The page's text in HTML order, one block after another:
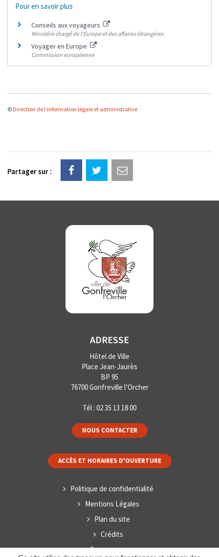
Pour en savoir plus
Conseils aux voyageurs
Ministère chargé de l'Europe et des affaires étrangères
Voyager en Europe
Commission européenne
© Direction de l'information légale et administrative
Partager sur :
ADRESSE
Hôtel de Ville
Place Jean-Jaurès
BP 95
76700 Gonfreville l’Orcher
Tél : 02 35 13 18 00
NOUS CONTACTER
ACCÈS ET HORAIRES D'OUVERTURE
Politique de confidentialité
Mentions Légales
Plan du site
Crédits
Espace presse